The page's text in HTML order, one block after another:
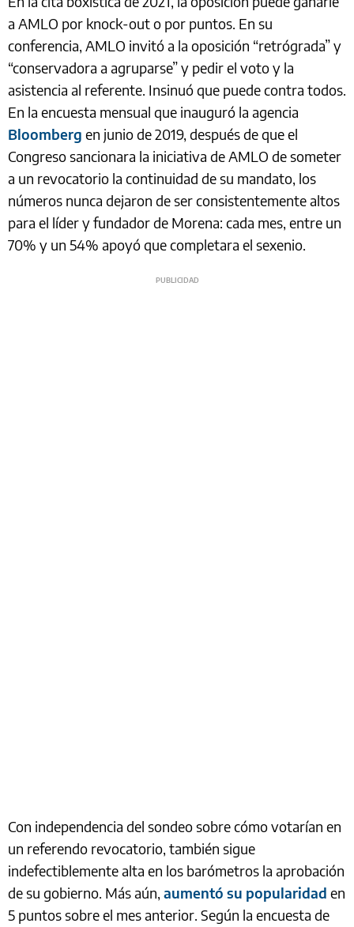
a AMLO por knock-out o por puntos. En su
conferencia, AMLO invitó a la oposición “retrógrada” y
“conservadora a agruparse” y pedir el voto y la
asistencia al referente. Insinuó que puede contra todos.
En la encuesta mensual que inauguró la agencia
Bloomberg en junio de 2019, después de que el
Congreso sancionara la iniciativa de AMLO de someter
a un revocatorio la continuidad de su mandato, los
números nunca dejaron de ser consistentemente altos
para el líder y fundador de Morena: cada mes, entre un
70% y un 54% apoyó que completara el sexenio.
Con independencia del sondeo sobre cómo votarían en
un referendo revocatorio, también sigue
indefectiblemente alta en los barómetros la aprobación
de su gobierno. Más aún, aumentó su popularidad en
5 puntos sobre el mes anterior. Según la encuesta de